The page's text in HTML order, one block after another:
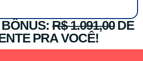
BÔNUS:R$ 1.091,00DE
PRA VOCÊ!